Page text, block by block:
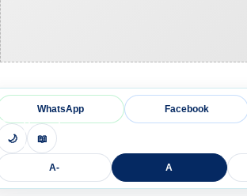
WhatsApp Facebook
🌙 📖
A- A